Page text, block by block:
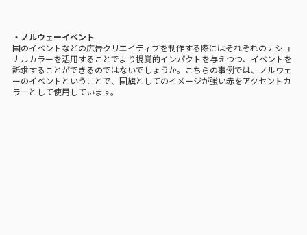
・ノルウェーイベント
国のイベントなどの広告クリエイティブを制作する際にはそれぞれのナショ
ナルカラーを活用することでより視覚的インパクトを与えつつ、イベントを
訴求することができるのではないでしょうか。こちらの事例では、ノルウェ
ーのイベントということで、国旗としてのイメージが強い赤をアクセントカ
ラーとして使用しています。